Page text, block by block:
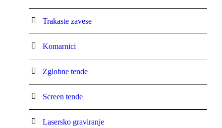
Trakaste zavese
Komarnici
Zglobne tende
Screen tende
Lasersko graviranje